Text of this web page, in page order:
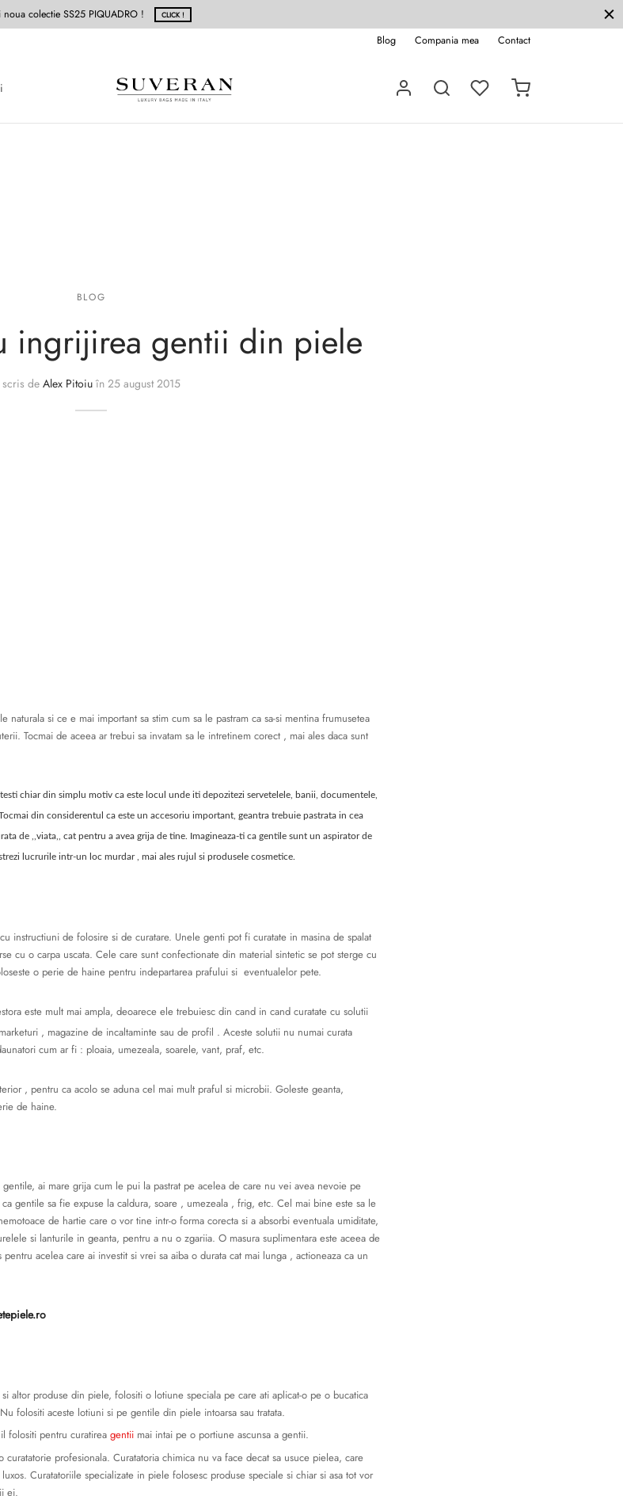
noua colectie SS25 PIQUADRO ! CLICK !
Blog Compania mea Contact
BLOG
ingrijirea gentii din piele
scris de Alex Pitoiuîn 25 august 2015
naturala si ce e mai important sa stim cum sa le pastram ca sa-si mentina frumusetea
Tocmai de aceea ar trebui sa invatam sa le intretinem corect , mai ales daca sunt
chiar din simplu motiv ca este locul unde iti depozitezi servetelele, banii, documentele,
din considerentul ca este un accesoriu important, geantra trebuie pastrata in cea
de ,,viata,, cat pentru a avea grija de tine. Imagineaza-ti ca gentile sunt un aspirator de
lucrurile intr-un loc murdar , mai ales rujul si produsele cosmetice.
instructiuni de folosire si de curatare. Unele genti pot fi curatate in masina de spalat
cu o carpa uscata. Cele care sunt confectionate din material sintetic se pot sterge cu
o perie de haine pentru indepartarea prafului si eventualelor pete.
este mult mai ampla, deoarece ele trebuiesc din cand in cand curatate cu solutii
, magazine de incaltaminte sau de profil . Aceste solutii nu numai curata
cum ar fi : ploaia, umezeala, soarele, vant, praf, etc.
, pentru ca acolo se aduna cel mai mult praful si microbii. Goleste geanta,
de haine.
ai mare grija cum le pui la pastrat pe acelea de care nu vei avea nevoie pe
gentile sa fie expuse la caldura, soare , umezeala , frig, etc. Cel mai bine este sa le
de hartie care o vor tine intr-o forma corecta si a absorbi eventuala umiditate,
si lanturile in geanta, pentru a nu o zgariia. O masura suplimentara este aceea de
acelea care ai investit si vrei sa aiba o durata cat mai lunga , actioneaza ca un
altor produse din piele, folositi o lotiune speciala pe care ati aplicat-o pe o bucatica
folositi aceste lotiuni si pe gentile din piele intoarsa sau tratata.
folositi pentru curatirea gentiimai intai pe o portiune ascunsa a gentii.
profesionala. Curatatoria chimica nu va face decat sa usuce pielea, care
Curatatoriile specializate in piele folosesc produse speciale si chiar si asa tot vor
ei.